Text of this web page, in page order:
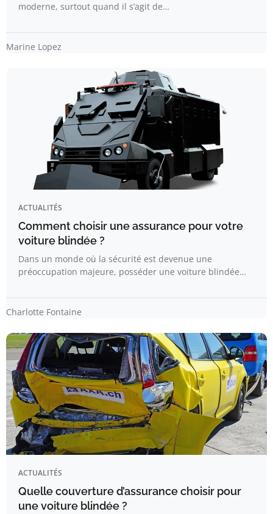
moderne, surtout quand il s’agit de…
Marine Lopez
ACTUALITÉS
Comment choisir une assurance pour votre
voiture blindée ?
Dans un monde où la sécurité est devenue une
préoccupation majeure, posséder une voiture blindée…
Charlotte Fontaine
ACTUALITÉS
Quelle couverture d’assurance choisir pour
une voiture blindée ?